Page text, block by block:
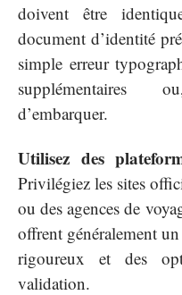
doivent être
document d’identité
simple erreur
supplémentaires
d’embarquer.
Utilisez des
Privilégiez les sites
ou des agences de
offrent généralement
rigoureux et des
validation.